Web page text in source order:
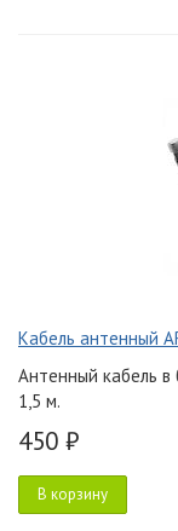
Кабель антенный
Антенный кабель в
1,5 м.
450 ₽
В корзину